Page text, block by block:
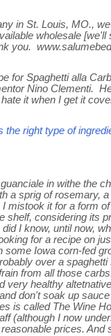
in St. Louis, MO.,
wholesale [we'll
you.
for Spaghetti alla
Nino Clementi.
it when I get it
right type of
in withe the
a sprig of rosemary,
mistook it for a form
shelf, considering its
I know, until now,
for a recipe on
some Iowa corn-fed
over a
from all those
very healthy
don't soak up
is called The Wine
(although I now
prices. And